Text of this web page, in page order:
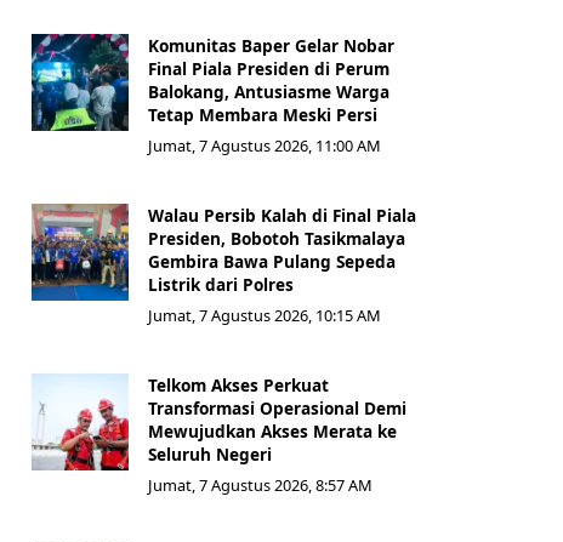
Komunitas Baper Gelar Nobar
Final Piala Presiden di Perum
Balokang, Antusiasme Warga
Tetap Membara Meski Persi
Jumat, 7 Agustus 2026, 11:00 AM
Walau Persib Kalah di Final Piala
Presiden, Bobotoh Tasikmalaya
Gembira Bawa Pulang Sepeda
Listrik dari Polres
Jumat, 7 Agustus 2026, 10:15 AM
Telkom Akses Perkuat
Transformasi Operasional Demi
Mewujudkan Akses Merata ke
Seluruh Negeri
Jumat, 7 Agustus 2026, 8:57 AM